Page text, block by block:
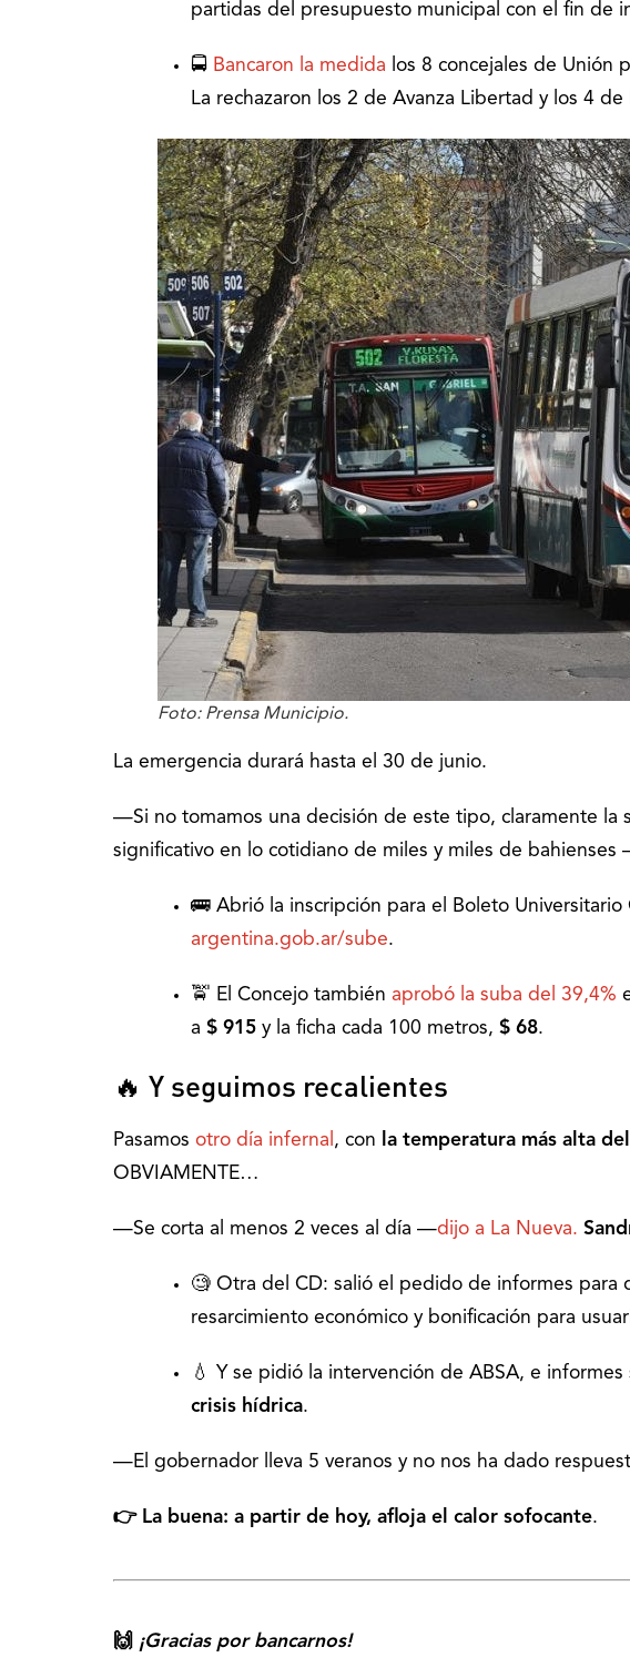
partidas del presupuesto municipal con el fin de
🚍 Bancaron la medida los 8 concejales de Unión
La rechazaron los 2 de Avanza Libertad y los 4 de
Foto: Prensa Municipio.
La emergencia durará hasta el 30 de junio.
—Si no tomamos una decisión de este tipo, claramente la
significativo en lo cotidiano de miles y miles de bahienses
🚌 Abrió la inscripción para el Boleto
argentina.gob.ar/sube.
🚖 El Concejo también aprobó la suba del 39,4%
a $ 915 y la ficha cada 100 metros, $ 68.
🔥 Y seguimos recalientes
Pasamos otro día infernal , con la temperatura más alta
OBVIAMENTE…
—Se corta al menos 2 veces al día —dijo a La Nueva.
🧐 Otra del CD: salió el pedido de informes para
resarcimiento económico y bonificación para
💧 Y se pidió la intervención de ABSA, e
crisis hídrica.
—El gobernador lleva 5 veranos y no nos ha dado
👉 La buena: a partir de hoy, afloja el calor sofocante.
🙌 ¡Gracias por bancarnos!